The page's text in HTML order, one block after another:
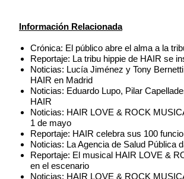
Información Relacionada
Crónica: El público abre el alma a la
Reportaje: La tribu hippie de HAIR se
Noticias: Lucía Jiménez y Tony
HAIR en Madrid
Noticias: Eduardo Lupo, Pilar
HAIR
Noticias: HAIR LOVE & ROCK
1 de mayo
Reportaje: HAIR celebra sus 100
Noticias: La Agencia de Salud Pública
Reportaje: El musical HAIR LOVE &
en el escenario
Noticias: HAIR LOVE & ROCK